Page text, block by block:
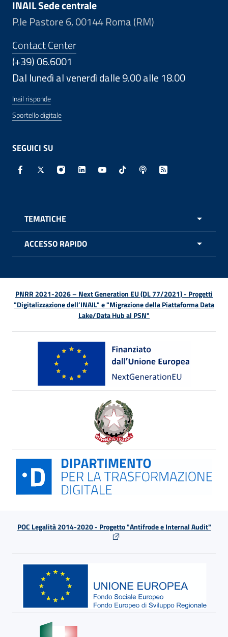
INAIL Sede centrale
P.le Pastore 6, 00144 Roma (RM)
Contact Center
(+39) 06.6001
Dal lunedì al venerdì dalle 9.00 alle 18.00
Inail risponde
Sportello digitale
SEGUICI SU
Facebook - Sito esterno - Apertura in nuova finestra
X - Sito esterno - Apertura in nuova finestra
Instagram - Sito esterno - Apertura in
Linkedin - Sito esterno - Apertura in
Youtube - Sito esterno -
TikTok - Sito esterno -
Spreaker - Sito
Feed RSS -
TEMATICHE
ACCESSO RAPIDO
PNRR 2021-2026 – Next Generation EU (DL 77/2021) - Progetti
"Digitalizzazione dell’INAIL" e "Migrazione della Piattaforma Data
Lake/Data Hub al PSN"
POC Legalità 2014-2020 - Progetto "Antifrode e Internal Audit"